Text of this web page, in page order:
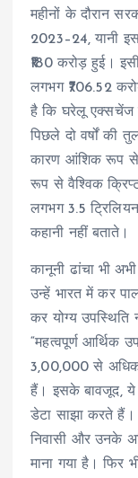
महीनों के दौरान
2023–24, यानी
₹180 करोड़ हुई।
लगभग ₹706.52
है कि घरेलू एक्सचेंज
पिछले दो वर्षों की
कारण आंशिक रूप से
रूप से वैश्विक
लगभग 3.5
कहानी नहीं बताते।
कानूनी ढांचा भी
उन्हें भारत में कर
कर योग्य उपस्थिति
“महत्वपूर्ण आर्थिक
3,00,000 से अधिक
हैं। इसके बावजूद, ये
डेटा साझा करते
निवासी और उनके
माना गया है। फिर